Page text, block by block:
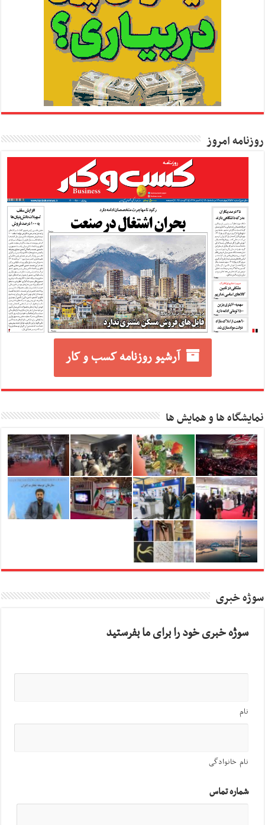
روزنامه امروز
آرشیو روزنامه کسب و کار
نمایشگاه ها و همایش ها
سوژه خبری
سوژه خبری خود را برای ما بفرستید
نام
نام خانوادگی
شماره تماس